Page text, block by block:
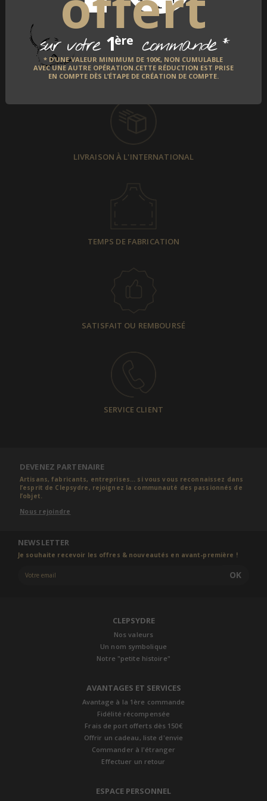
sur votre 1ère commande*
* D’UNE VALEUR MINIMUM DE 100€, NON CUMULABLE
AVEC UNE AUTRE OPÉRATION.CETTE RÉDUCTION EST PRISE
EN COMPTE DÈS L’ÉTAPE DE CRÉATION DE COMPTE.
PAIEMENT SÉCURISÉ
LIVRAISON À L'INTERNATIONAL
TEMPS DE FABRICATION
SATISFAIT OU REMBOURSÉ
SERVICE CLIENT
DEVENEZ PARTENAIRE
Artisans, fabricants, entreprises... si vous vous reconnaissez dans
l’esprit de Clepsydre, rejoignez la communauté des passionnés de
l’objet.
Nous rejoindre
NEWSLETTER
Je souhaite recevoir les offres & nouveautés en avant-première !
OK
CLEPSYDRE
Nos valeurs
Un nom symbolique
Notre "petite histoire"
AVANTAGES ET SERVICES
Avantage à la 1ère commande
Fidélité récompensée
Frais de port offerts dès 150€
Offrir un cadeau, liste d'envie
Commander à l'étranger
Effectuer un retour
ESPACE PERSONNEL